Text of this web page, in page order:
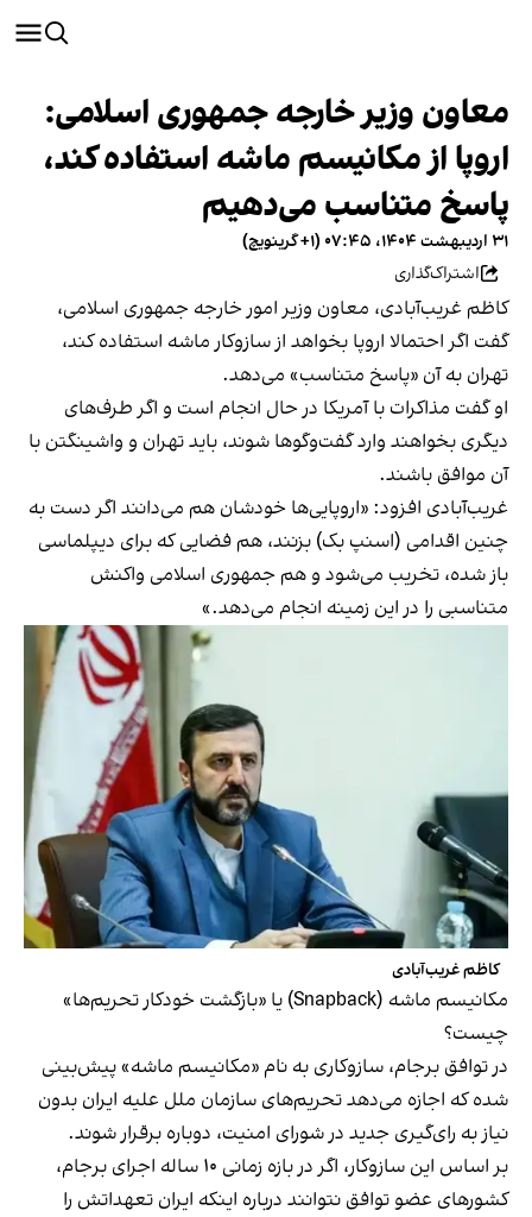
معاون وزیر خارجه جمهوری اسلامی:
اروپا از مکانیسم ماشه استفاده کند،
پاسخ متناسب می‌دهیم
۳۱ اردیبهشت ۱۴۰۴، ۰۷:۴۵ (‎+۱ گرینویچ)
اشتراک‌گذاری
کاظم غریب‌آبادی، معاون وزیر امور خارجه جمهوری اسلامی،
گفت اگر احتمالا اروپا بخواهد از سازوکار ماشه استفاده کند،
تهران به آن «پاسخ متناسب» می‌دهد.
او گفت مذاکرات با آمریکا در حال انجام است و اگر طرف‌های
دیگری بخواهند وارد گفت‌وگوها شوند، باید تهران و واشینگتن با
آن موافق باشند.
غریب‌آبادی افزود: «اروپایی‌ها خودشان هم می‌دانند اگر دست به
چنین اقدامی (اسنپ بک) بزنند، هم فضایی که برای دیپلماسی
باز شده، تخریب می‌شود و هم جمهوری اسلامی واکنش
متناسبی را در این زمینه انجام می‌دهد.»
کاظم غریب‌آبادی
مکانیسم ماشه (Snapback) یا «بازگشت خودکار تحریم‌ها»
چیست؟
در توافق برجام، سازوکاری به نام «مکانیسم ماشه» پیش‌بینی
شده که اجازه می‌دهد تحریم‌های سازمان ملل علیه ایران بدون
نیاز به رای‌گیری جدید در شورای امنیت، دوباره برقرار شوند.
بر اساس این سازوکار، اگر در بازه زمانی ۱۰ ساله اجرای برجام،
کشورهای عضو توافق نتوانند درباره اینکه ایران تعهداتش را